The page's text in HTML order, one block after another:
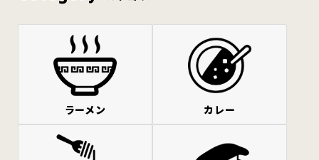
ラーメン カレー